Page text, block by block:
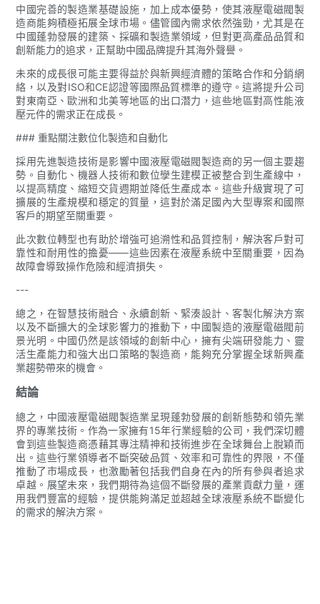
中國完善的製造業基礎設施，加上成本優勢，使其液壓電磁閥製
造商能夠積極拓展全球市場。儘管國內需求依然強勁，尤其是在
中國蓬勃發展的建築、採礦和製造業領域，但對更高產品品質和
創新能力的追求，正幫助中國品牌提升其海外聲譽。
未來的成長很可能主要得益於與新興經濟體的策略合作和分銷網
絡，以及對ISO和CE認證等國際品質標準的遵守。這將提升公司
對東南亞、歐洲和北美等地區的出口潛力，這些地區對高性能液
壓元件的需求正在成長。
### 重點關注數位化製造和自動化
採用先進製造技術是影響中國液壓電磁閥製造商的另一個主要趨
勢。自動化、機器人技術和數位孿生建模正被整合到生產線中，
以提高精度、縮短交貨週期並降低生產成本。這些升級實現了可
擴展的生產規模和穩定的質量，這對於滿足國內大型專案和國際
客戶的期望至關重要。
此次數位轉型也有助於增強可追溯性和品質控制，解決客戶對可
靠性和耐用性的擔憂——這些因素在液壓系統中至關重要，因為
故障會導致操作危險和經濟損失。
---
總之，在智慧技術融合、永續創新、緊湊設計、客製化解決方案
以及不斷擴大的全球影響力的推動下，中國製造的液壓電磁閥前
景光明。中國仍然是該領域的創新中心，擁有尖端研發能力、靈
活生產能力和強大出口策略的製造商，能夠充分掌握全球新興產
業趨勢帶來的機會。
結論
總之，中國液壓電磁閥製造業呈現蓬勃發展的創新態勢和領先業
界的專業技術。作為一家擁有15年行業經驗的公司，我們深切體
會到這些製造商憑藉其專注精神和技術進步在全球舞台上脫穎而
出。這些行業領導者不斷突破品質、效率和可靠性的界限，不僅
推動了市場成長，也激勵著包括我們自身在內的所有參與者追求
卓越。展望未來，我們期待為這個不斷發展的產業貢獻力量，運
用我們豐富的經驗，提供能夠滿足並超越全球液壓系統不斷變化
的需求的解決方案。